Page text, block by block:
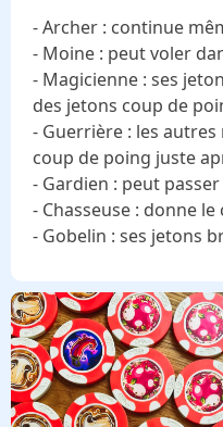
- Archer : continue
- Moine : peut voler
- Magicienne : ses
des jetons coup de
- Guerrière : les
coup de poing juste
- Gardien : peut
- Chasseuse : donne
- Gobelin : ses jetons